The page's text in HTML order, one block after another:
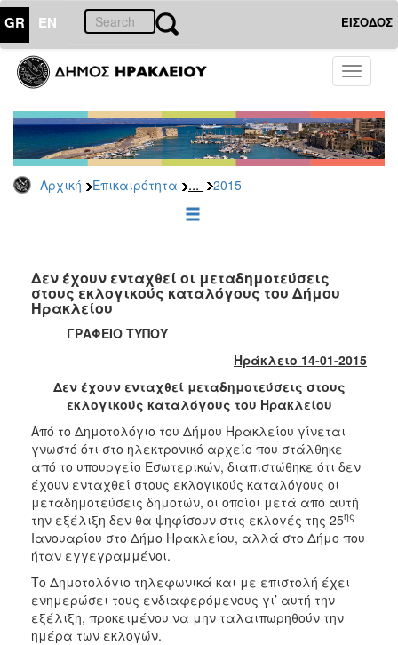
GR EN ΕΙΣΟΔΟΣ
Toggle
Αρχική Επικαιρότητα ... 2015
ΕΠΙΚΑΙΡΟΤΗΤΑ
Τύπου
Αρχείο
2026
2025
2022
2021
2020
2018
2017
2016
2015
2013
2012
2011
2010
2006
Δεν έχουν ενταχθεί οι μεταδημοτεύσεις
στους εκλογικούς καταλόγους του Δήμου
Ηρακλείου
ΓΡΑΦΕΙΟ ΤΥΠΟΥ
Ηράκλειο 14-01-2015
Δεν έχουν ενταχθεί μεταδημοτεύσεις στους
εκλογικούς καταλόγους του Ηρακλείου
Από το Δημοτολόγιο του Δήμου Ηρακλείου γίνεται
γνωστό ότι στο ηλεκτρονικό αρχείο που στάλθηκε
από το υπουργείο Εσωτερικών, διαπιστώθηκε ότι δεν
έχουν ενταχθεί στους εκλογικούς καταλόγους οι
μεταδημοτεύσεις δημοτών, οι οποίοι μετά από αυτή
την εξέλιξη δεν θα ψηφίσουν στις εκλογές της 25ης
Ιανουαρίου στο Δήμο Ηρακλείου, αλλά στο Δήμο που
ήταν εγγεγραμμένοι.
Το Δημοτολόγιο τηλεφωνικά και με επιστολή έχει
ενημερώσει τους ενδιαφερόμενους γι’ αυτή την
εξέλιξη, προκειμένου να μην ταλαιπωρηθούν την
ημέρα των εκλογών.